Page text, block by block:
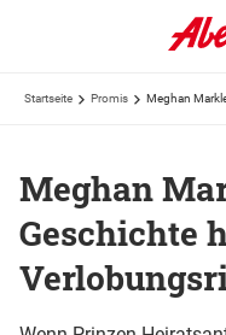
Startseite Promis Meghan
Meghan
Geschichte